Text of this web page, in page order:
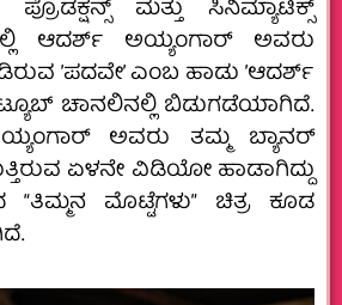
ಮತ್ತು ಸಿನಿಮ್ಯಾಟಿಕ್ಸ್
ಆದರ್ಶ್ ಅಯ್ಯಂಗಾರ್ ಅವರು
’ಪದವೇ’ ಎಂಬ ಹಾಡು ’ಆದರ್ಶ್
ಚಾನಲಿನಲ್ಲಿ ಬಿಡುಗಡೆಯಾಗಿದೆ.
ಅವರು ತಮ್ಮ ಬ್ಯಾನರ್
ಏಳನೇ ವಿಡಿಯೋ ಹಾಡಾಗಿದ್ದು
ಮೊಟ್ಟೆಗಳು” ಚಿತ್ರ ಕೂಡ